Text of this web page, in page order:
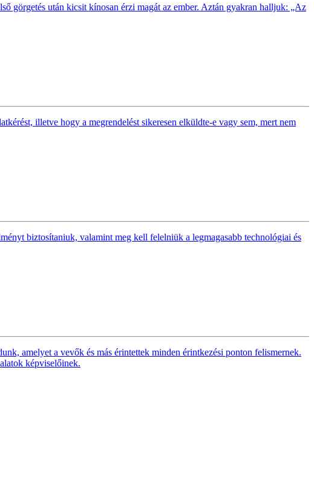
görgetés után kicsit kínosan érzi magát az ember. Aztán gyakran halljuk: „Az
illetve hogy a megrendelést sikeresen elküldte-e vagy sem, mert nem
biztosítaniuk, valamint meg kell felelniük a legmagasabb technológiai és
amelyet a vevők és más érintettek minden érintkezési ponton felismernek.
képviselőinek.